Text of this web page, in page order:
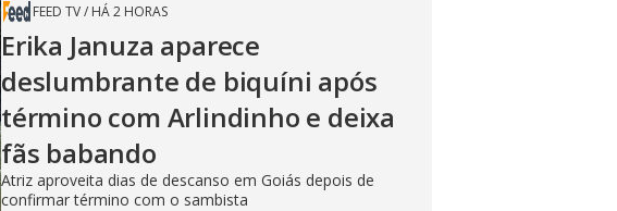
FEED TV/ HÁ 2 HORAS
Erika Januza aparece
deslumbrante de biquíni após
término com Arlindinho e deixa
fãs babando
Atriz aproveita dias de descanso em Goiás depois de
confirmar término com o sambista